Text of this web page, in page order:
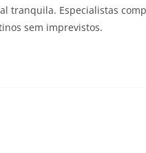
tranquila. Especialistas
sem imprevistos.